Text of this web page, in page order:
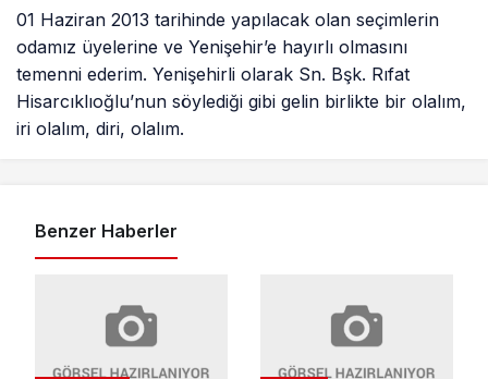
01 Haziran 2013 tarihinde yapılacak olan seçimlerin
odamız üyelerine ve Yenişehir’e hayırlı olmasını
temenni ederim. Yenişehirli olarak Sn. Bşk. Rıfat
Hisarcıklıoğlu’nun söylediği gibi gelin birlikte bir olalım,
iri olalım, diri, olalım.
Benzer Haberler